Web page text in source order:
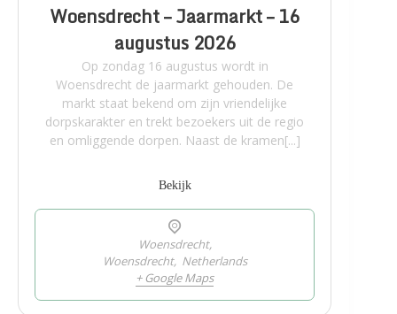
Woensdrecht – Jaarmarkt – 16
augustus 2026
Op zondag 16 augustus wordt in
Woensdrecht de jaarmarkt gehouden. De
markt staat bekend om zijn vriendelijke
dorpskarakter en trekt bezoekers uit de regio
en omliggende dorpen. Naast de kramen[...]
Bekijk
Woensdrecht,
Woensdrecht, Netherlands
+ Google Maps